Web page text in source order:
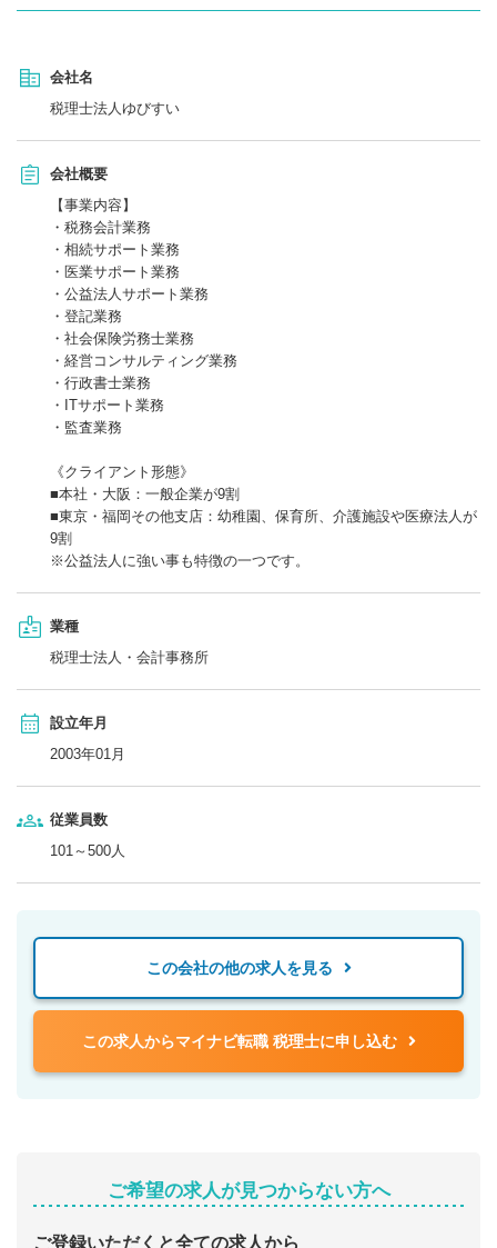
会社名
税理士法人ゆびすい
会社概要
【事業内容】
・税務会計業務
・相続サポート業務
・医業サポート業務
・公益法人サポート業務
・登記業務
・社会保険労務士業務
・経営コンサルティング業務
・行政書士業務
・ITサポート業務
・監査業務
《クライアント形態》
■本社・大阪：一般企業が9割
■東京・福岡その他支店：幼稚園、保育所、介護施設や医療法人が
9割
※公益法人に強い事も特徴の一つです。
業種
税理士法人・会計事務所
設立年月
2003年01月
従業員数
101～500人
この会社の他の求人を見る
この求人からマイナビ転職 税理士に申し込む
ご希望の求人が見つからない方へ
ご登録いただくと全ての求人から